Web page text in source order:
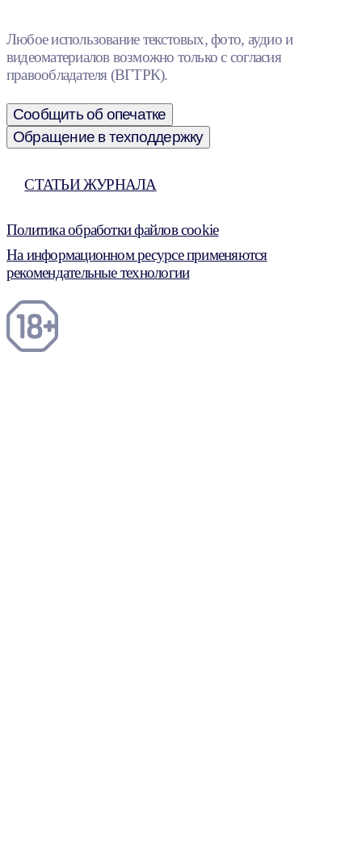
Любое использование текстовых, фото, аудио и
видеоматериалов возможно только с согласия
правообладателя (ВГТРК).
Сообщить об опечатке
Обращение в техподдержку
СТАТЬИ ЖУРНАЛА
Политика обработки файлов cookie
На информационном ресурсе применяются
рекомендательные технологии